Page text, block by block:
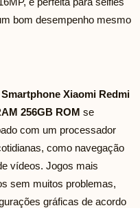
bom desempenho mesmo
Smartphone Xiaomi Redmi
256GB ROM se
com um processador
como navegação
vídeos. Jogos mais
sem muitos problemas,
gráficas de acordo